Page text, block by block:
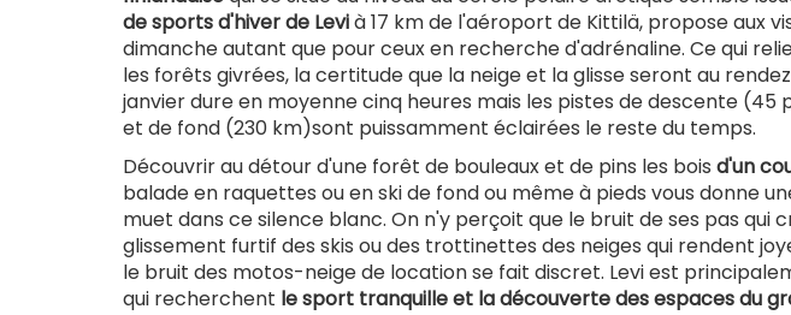
de sports d'hiver de Levià 17 km de l'aéroport de Kittilä, propose aux
dimanche autant que pour ceux en recherche d'adrénaline. Ce qui
les forêts givrées, la certitude que la neige et la glisse seront au
janvier dure en moyenne cinq heures mais les pistes de descente (45
et de fond (230 km)sont puissamment éclairées le reste du temps.
Découvrir au détour d'une forêt de bouleaux et de pins les bois d'un
balade en raquettes ou en ski de fond ou même à pieds vous donne
muet dans ce silence blanc. On n'y perçoit que le bruit de ses pas qui
glissement furtif des skis ou des trottinettes des neiges qui rendent
le bruit des motos-neige de location se fait discret. Levi est
qui recherchent le sport tranquille et la découverte des espaces du